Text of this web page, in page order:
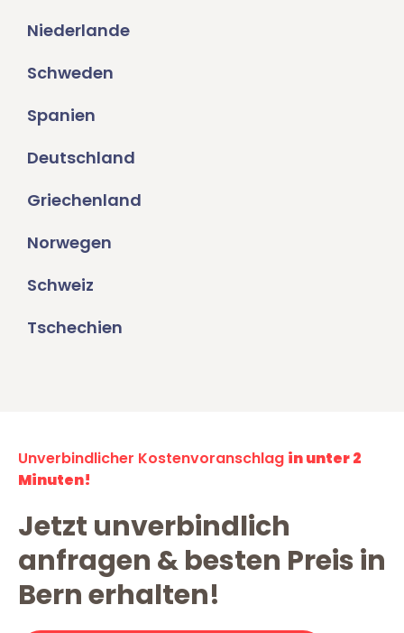
Niederlande
Schweden
Spanien
Deutschland
Griechenland
Norwegen
Schweiz
Tschechien
Unverbindlicher Kostenvoranschlag in unter 2
Minuten!
Jetzt unverbindlich
anfragen & besten Preis in
Bern erhalten!